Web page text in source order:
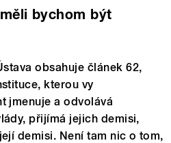
bychom být
obsahuje článek 62,
kterou vy
jmenuje a odvolává
přijímá jejich demisi,
demisi. Není tam nic o tom,